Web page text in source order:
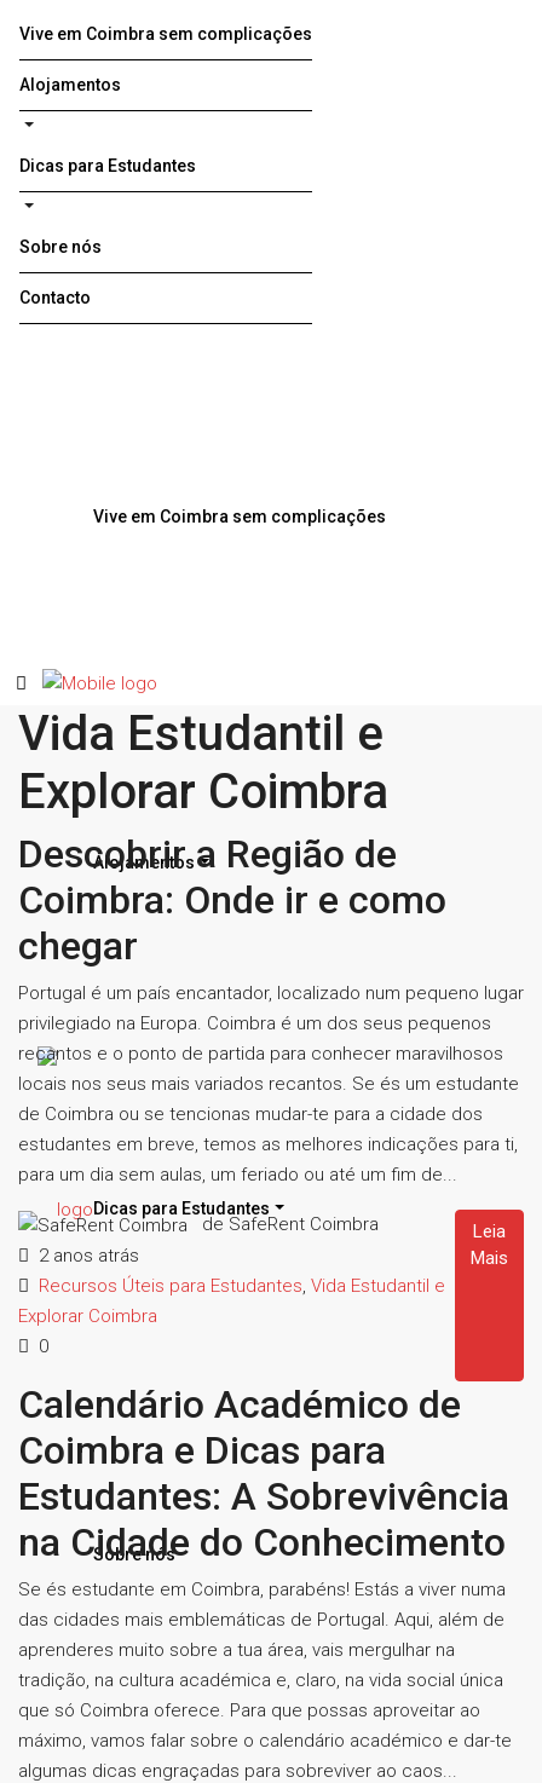
Vive em Coimbra sem complicações
Alojamentos
Dicas para Estudantes
Sobre nós
Contacto
Vive em Coimbra sem complicações
Alojamentos
Dicas para Estudantes
Sobre nós
Vida Estudantil e
Explorar Coimbra
Descobrir a Região de
Coimbra: Onde ir e como
chegar
Portugal é um país encantador, localizado num pequeno lugar
privilegiado na Europa. Coimbra é um dos seus pequenos
recantos e o ponto de partida para conhecer maravilhosos
locais nos seus mais variados recantos. Se és um estudante
de Coimbra ou se tencionas mudar-te para a cidade dos
estudantes em breve, temos as melhores indicações para ti,
para um dia sem aulas, um feriado ou até um fim de...
de SafeRent Coimbra
2 anos atrás
Recursos Úteis para Estudantes Vida Estudantil e
Explorar Coimbra
0
Leia
Mais
Calendário Académico de
Coimbra e Dicas para
Estudantes: A Sobrevivência
na Cidade do Conhecimento
Se és estudante em Coimbra, parabéns! Estás a viver numa
das cidades mais emblemáticas de Portugal. Aqui, além de
aprenderes muito sobre a tua área, vais mergulhar na
tradição, na cultura académica e, claro, na vida social única
que só Coimbra oferece. Para que possas aproveitar ao
máximo, vamos falar sobre o calendário académico e dar-te
algumas dicas engraçadas para sobreviver ao caos...